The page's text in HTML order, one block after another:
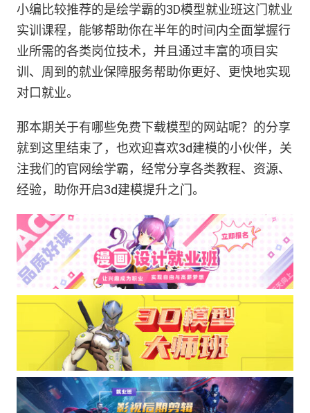
小编比较推荐的是绘学霸的3D模型就业班这门就业
实训课程，能够帮助你在半年的时间内全面掌握行
业所需的各类岗位技术，并且通过丰富的项目实
训、周到的就业保障服务帮助你更好、更快地实现
对口就业。
那本期关于有哪些免费下载模型的网站呢？的分享
就到这里结束了，也欢迎喜欢3d建模的小伙伴，关
注我们的官网绘学霸，经常分享各类教程、资源、
经验，助你开启3d建模提升之门。